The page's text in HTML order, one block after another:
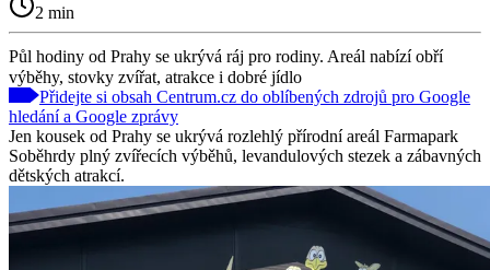
2 min
Půl hodiny od Prahy se ukrývá ráj pro rodiny. Areál nabízí obří
výběhy, stovky zvířat, atrakce i dobré jídlo
Přidejte si obsah Centrum.cz do oblíbených zdrojů pro Google
hledání a Google zprávy
Jen kousek od Prahy se ukrývá rozlehlý přírodní areál Farmapark
Soběhrdy plný zvířecích výběhů, levandulových stezek a zábavných
dětských atrakcí.